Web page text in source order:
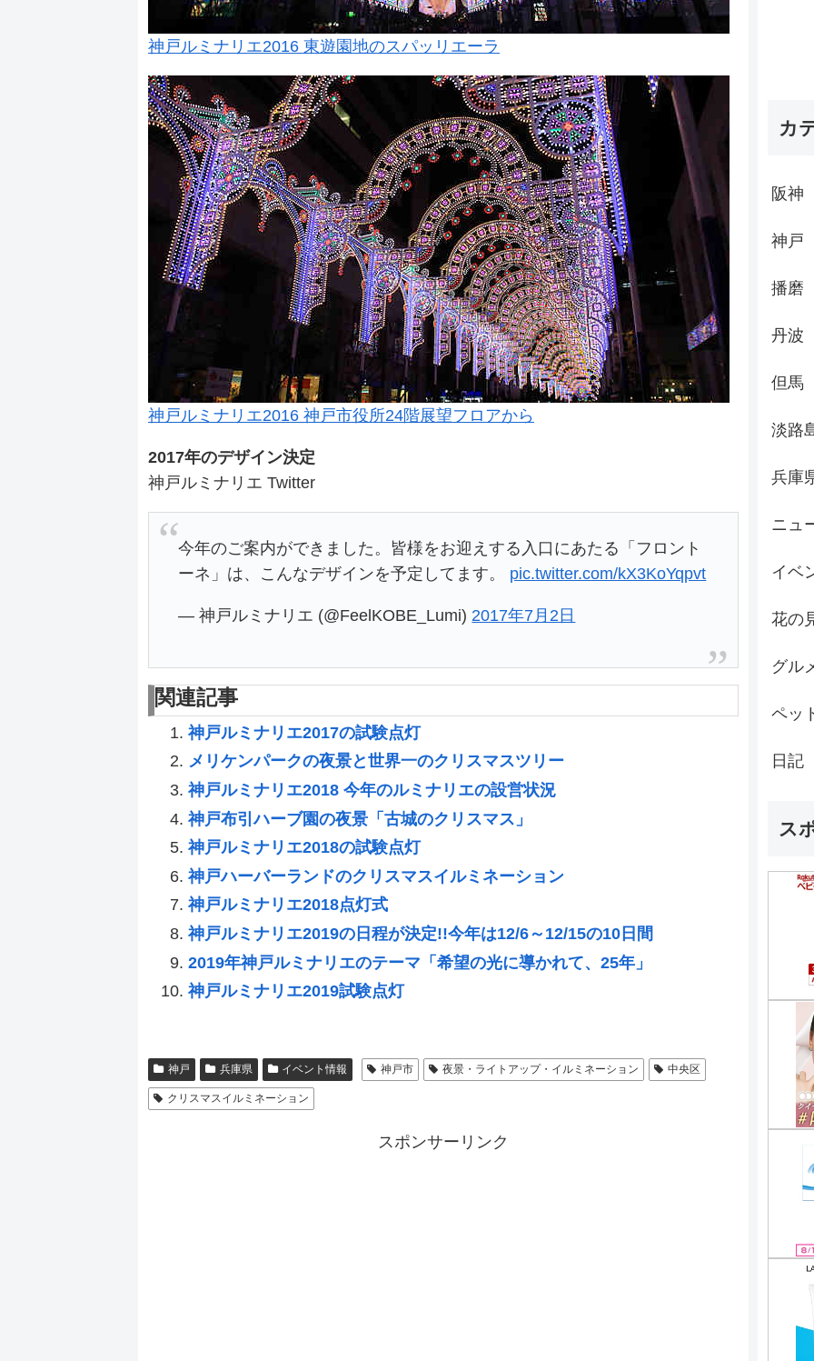
神戸ルミナリエ2016 東遊園地のスパッリエーラ
神戸ルミナリエ2016 神戸市役所24階展望フロアから
2017年のデザイン決定
神戸ルミナリエ Twitter
今年のご案内ができました。皆様をお迎えする入口にあたる「フロント
ーネ」は、こんなデザインを予定してます。 pic.twitter.com/kX3KoYqpvt
— 神戸ルミナリエ (@FeelKOBE_Lumi) 2017年7月2日
関連記事
神戸ルミナリエ2017の試験点灯
メリケンパークの夜景と世界一のクリスマスツリー
神戸ルミナリエ2018 今年のルミナリエの設営状況
神戸布引ハーブ園の夜景「古城のクリスマス」
神戸ルミナリエ2018の試験点灯
神戸ハーバーランドのクリスマスイルミネーション
神戸ルミナリエ2018点灯式
神戸ルミナリエ2019の日程が決定!!今年は12/6～12/15の10日間
2019年神戸ルミナリエのテーマ「希望の光に導かれて、25年」
神戸ルミナリエ2019試験点灯
神戸 兵庫県 イベント情報 神戸市 夜景・ライトアップ・イルミネーション 中央区
クリスマスイルミネーション
スポンサーリンク
カ
阪神
神戸
播磨
丹波
但馬
淡路
兵庫
ニュ
イベ
花の
グル
ペッ
日記
ス